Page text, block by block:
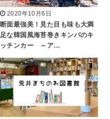
2020年10月6日
断面最強美！見た目も味も大満
足な韓国風海苔巻きキンパのキ
ッチンカー ～ア…